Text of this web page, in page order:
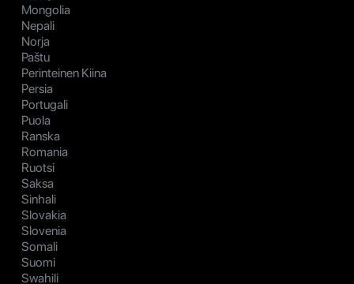
Mongolia
Nepali
Norja
Paštu
Perinteinen Kiina
Persia
Portugali
Puola
Ranska
Romania
Ruotsi
Saksa
Sinhali
Slovakia
Slovenia
Somali
Suomi
Swahili